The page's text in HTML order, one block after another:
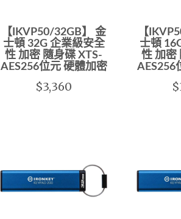
【IKVP50/32GB】 金
士頓 32G 企業級安全
性 加密 隨身碟 XTS-
AES256位元 硬體加密
$3,360
【
士頓
性 加密
AES256